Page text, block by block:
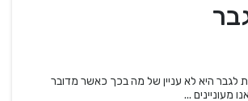
לגבר היא לא עניין של מה בכך כאשר מדובר
מעוניינים ...